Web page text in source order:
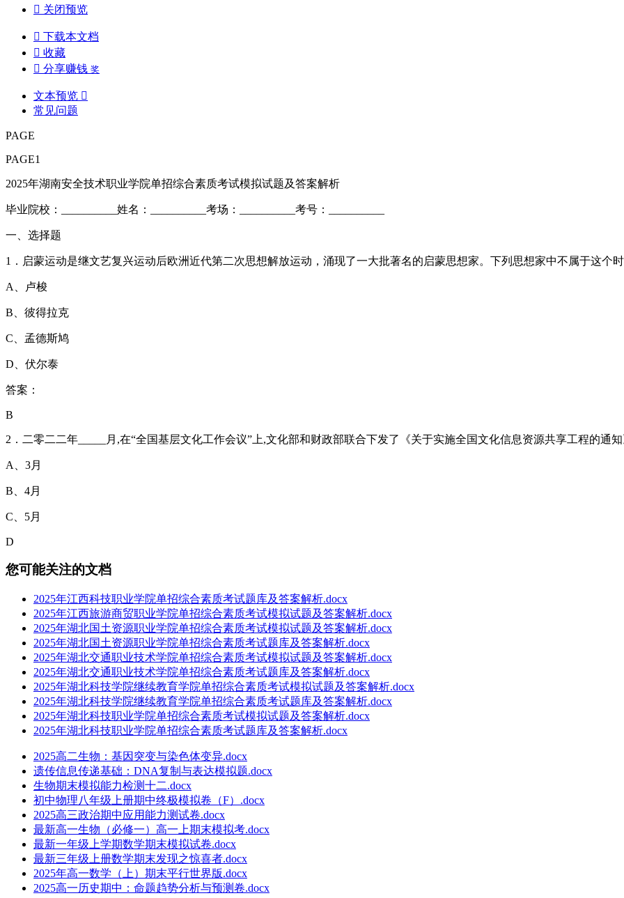
 关闭预览
 下载本文档
 收藏
 分享赚钱 奖
文本预览 
常见问题
PAGE
PAGE1
2025年湖南安全技术职业学院单招综合素质考试模拟试题及答案解析
毕业院校：__________姓名：__________考场：__________考号：__________
一、选择题
1．启蒙运动是继文艺复兴运动后欧洲近代第二次思想解放运动，涌现了一大批著名的启蒙思想家。下列思想家中不属于这个时
A、卢梭
B、彼得拉克
C、孟德斯鸠
D、伏尔泰
答案：
B
2．二零二二年_____月,在“全国基层文化工作会议”上,文化部和财政部联合下发了《关于实施全国文化信息资源共享工程的通
A、3月
B、4月
C、5月
D
您可能关注的文档
2025年江西科技职业学院单招综合素质考试题库及答案解析.docx
2025年江西旅游商贸职业学院单招综合素质考试模拟试题及答案解析.docx
2025年湖北国土资源职业学院单招综合素质考试模拟试题及答案解析.docx
2025年湖北国土资源职业学院单招综合素质考试题库及答案解析.docx
2025年湖北交通职业技术学院单招综合素质考试模拟试题及答案解析.docx
2025年湖北交通职业技术学院单招综合素质考试题库及答案解析.docx
2025年湖北科技学院继续教育学院单招综合素质考试模拟试题及答案解析.docx
2025年湖北科技学院继续教育学院单招综合素质考试题库及答案解析.docx
2025年湖北科技职业学院单招综合素质考试模拟试题及答案解析.docx
2025年湖北科技职业学院单招综合素质考试题库及答案解析.docx
2025高二生物：基因突变与染色体变异.docx
遗传信息传递基础：DNA复制与表达模拟题.docx
生物期末模拟能力检测十二.docx
初中物理八年级上册期中终极模拟卷（F）.docx
2025高三政治期中应用能力测试卷.docx
最新高一生物（必修一）高一上期末模拟考.docx
最新一年级上学期数学期末模拟试卷.docx
最新三年级上册数学期末发现之惊喜者.docx
2025年高一数学（上）期末平行世界版.docx
2025高一历史期中：命题趋势分析与预测卷.docx